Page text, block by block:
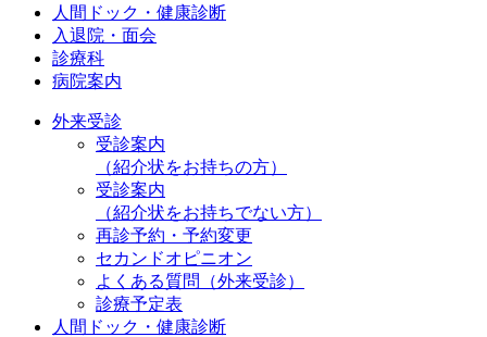
人間ドック・健康診断
入退院・面会
診療科
病院案内
外来受診
受診案内
（紹介状をお持ちの方）
受診案内
（紹介状をお持ちでない方）
再診予約・予約変更
セカンドオピニオン
よくある質問（外来受診）
診療予定表
人間ドック・健康診断